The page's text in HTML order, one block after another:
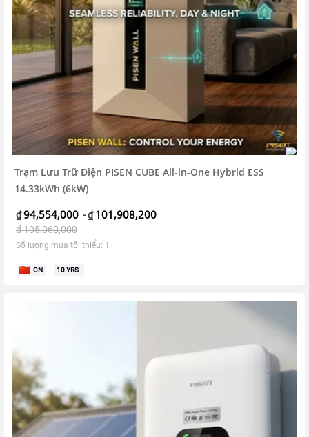
Trạm Lưu Trữ Điện PISEN CUBE All-in-One Hybrid ESS
14.33kWh (6kW)
₫94,554,000 -₫ 101,908,200
₫105,060,000
Số lượng mua tối thiểu: 1
CN 10YRS